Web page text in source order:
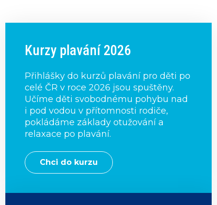
Kurzy plavání 2026
Přihlášky do kurzů plavání pro děti po
celé ČR v roce 2026 jsou spuštěny.
Učíme děti svobodnému pohybu nad
i pod vodou v přítomnosti rodiče,
pokládáme základy otužování a
relaxace po plavání.
Chci do kurzu